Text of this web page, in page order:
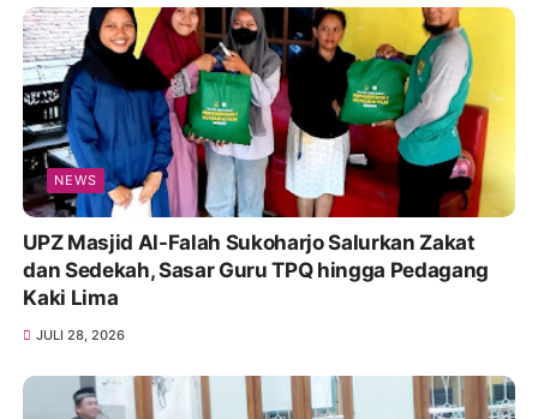
NEWS
UPZ Masjid Al-Falah Sukoharjo Salurkan Zakat
dan Sedekah, Sasar Guru TPQ hingga Pedagang
Kaki Lima
JULI 28, 2026